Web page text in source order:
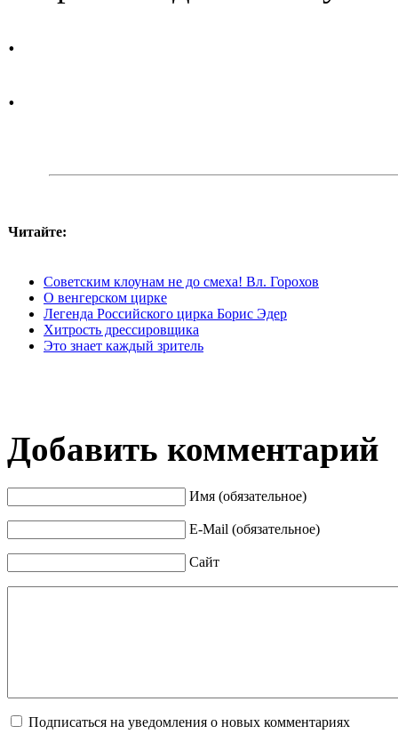
.
.
Читайте:
Советским клоунам не до смеха! Вл. Горохов
О венгерском цирке
Легенда Российского цирка Борис Эдер
Хитрость дрессировщика
Это знает каждый зритель
Добавить комментарий
Имя (обязательное)
E-Mail (обязательное)
Сайт
Подписаться на уведомления о новых комментариях